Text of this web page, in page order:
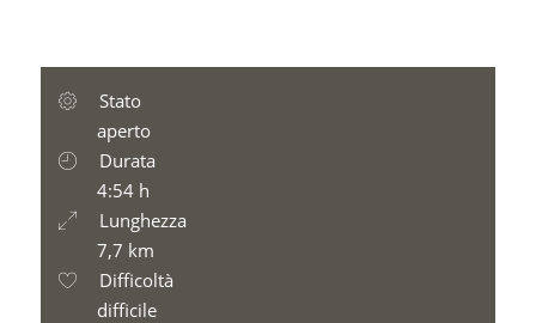
Stato
aperto
Durata
4:54 h
Lunghezza
7,7 km
Difficoltà
difficile